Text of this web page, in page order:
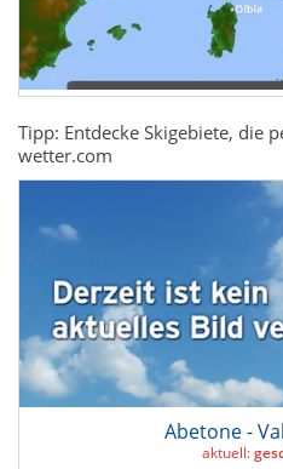
Tipp: Entdecke Skigebiete, die
wetter.com
Abetone -
aktuell: